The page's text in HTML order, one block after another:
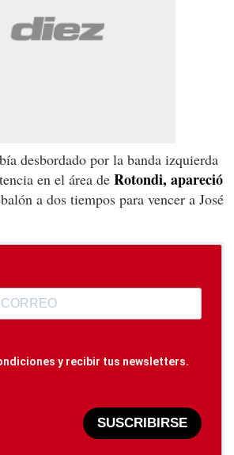
desbordado por la banda izquierda
en el área de Rotondi, apareció
a dos tiempos para vencer a José
y recibir tus newsletters.
SUSCRIBIRSE